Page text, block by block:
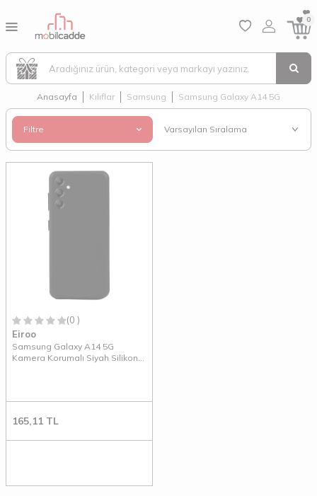
0
Anasayfa Kılıflar Samsung Samsung Galaxy A14 5G
Filtre
(0 )
Eiroo
Samsung Galaxy A14 5G
Kamera Korumalı Siyah Silikon
165,11 TL